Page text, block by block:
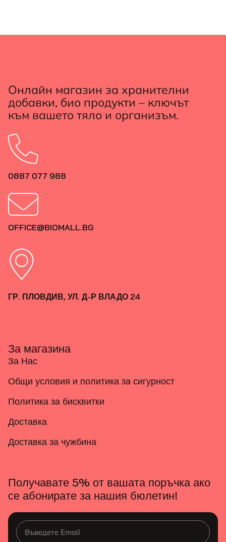
Онлайн магазин за хранителни
добавки, био продукти – ключът
към вашето тяло и организъм.
0887 077 988
OFFICE@BIOMALL.BG
ГР. ПЛОВДИВ, УЛ. Д-Р ВЛАДО 24
За магазина
За Нас
Общи условия и политика за сигурност
Политика за бисквитки
Доставка
Доставка за чужбина
Получавате 5% от вашата поръчка ако
се абонирате за нашия бюлетин!